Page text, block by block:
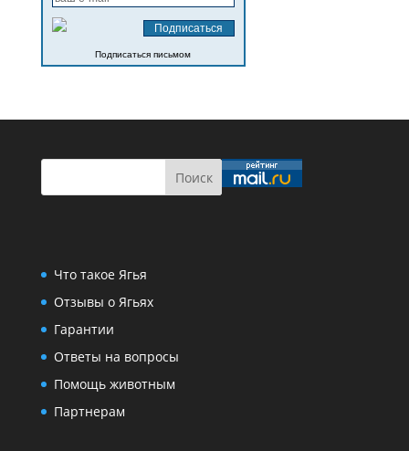
Подписаться письмом
Что такое Ягья
Отзывы о Ягьях
Гарантии
Ответы на вопросы
Помощь животным
Партнерам